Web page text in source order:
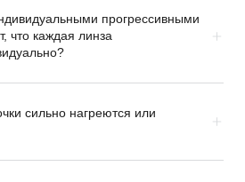
прогрессивными
что каждая линза
сильно нагреются или